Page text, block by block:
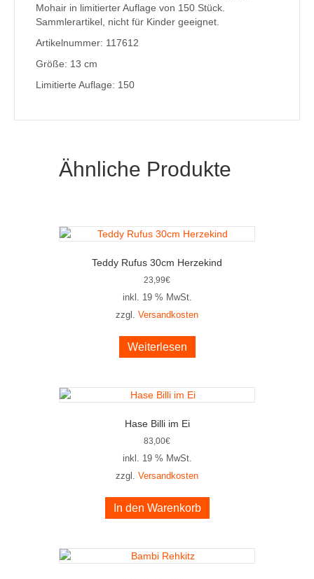
Mohair in limitierter Auflage von 150 Stück.
Sammlerartikel, nicht für Kinder geeignet.
Artikelnummer: 117612
Größe: 13 cm
Limitierte Auflage: 150
Ähnliche Produkte
Teddy Rufus 30cm Herzekind
23,99€
inkl. 19 % MwSt.
zzgl. Versandkosten
Weiterlesen
Hase Billi im Ei
83,00€
inkl. 19 % MwSt.
zzgl. Versandkosten
In den Warenkorb